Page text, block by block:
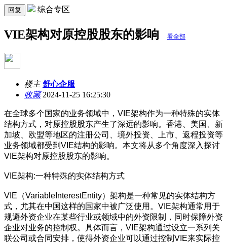
回复 综合专区
VIE架构对原控股股东的影响 看全部
楼主 舒心企服
收藏2024-11-25 16:25:30
在全球多个国家的业务领域中，VIE架构作为一种特殊的实体
结构方式，对原控股股东产生了深远的影响。香港、美国、新
加坡、欧盟等地区的注册公司、境外投资、上市、返程投资等
业务领域都受到VIE结构的影响。本文将从多个角度深入探讨
VIE架构对原控股股东的影响。
VIE架构:一种特殊的实体结构方式
VIE（VariableInterestEntity）架构是一种常见的实体结构方
式，尤其在中国这样的国家中被广泛使用。VIE架构通常用于
规避外资企业在某些行业或领域中的外资限制，同时保障外资
企业对业务的控制权。具体而言，VIE架构通过设立一系列关
联公司或合同安排，使得外资企业可以通过控制VIE来实际控